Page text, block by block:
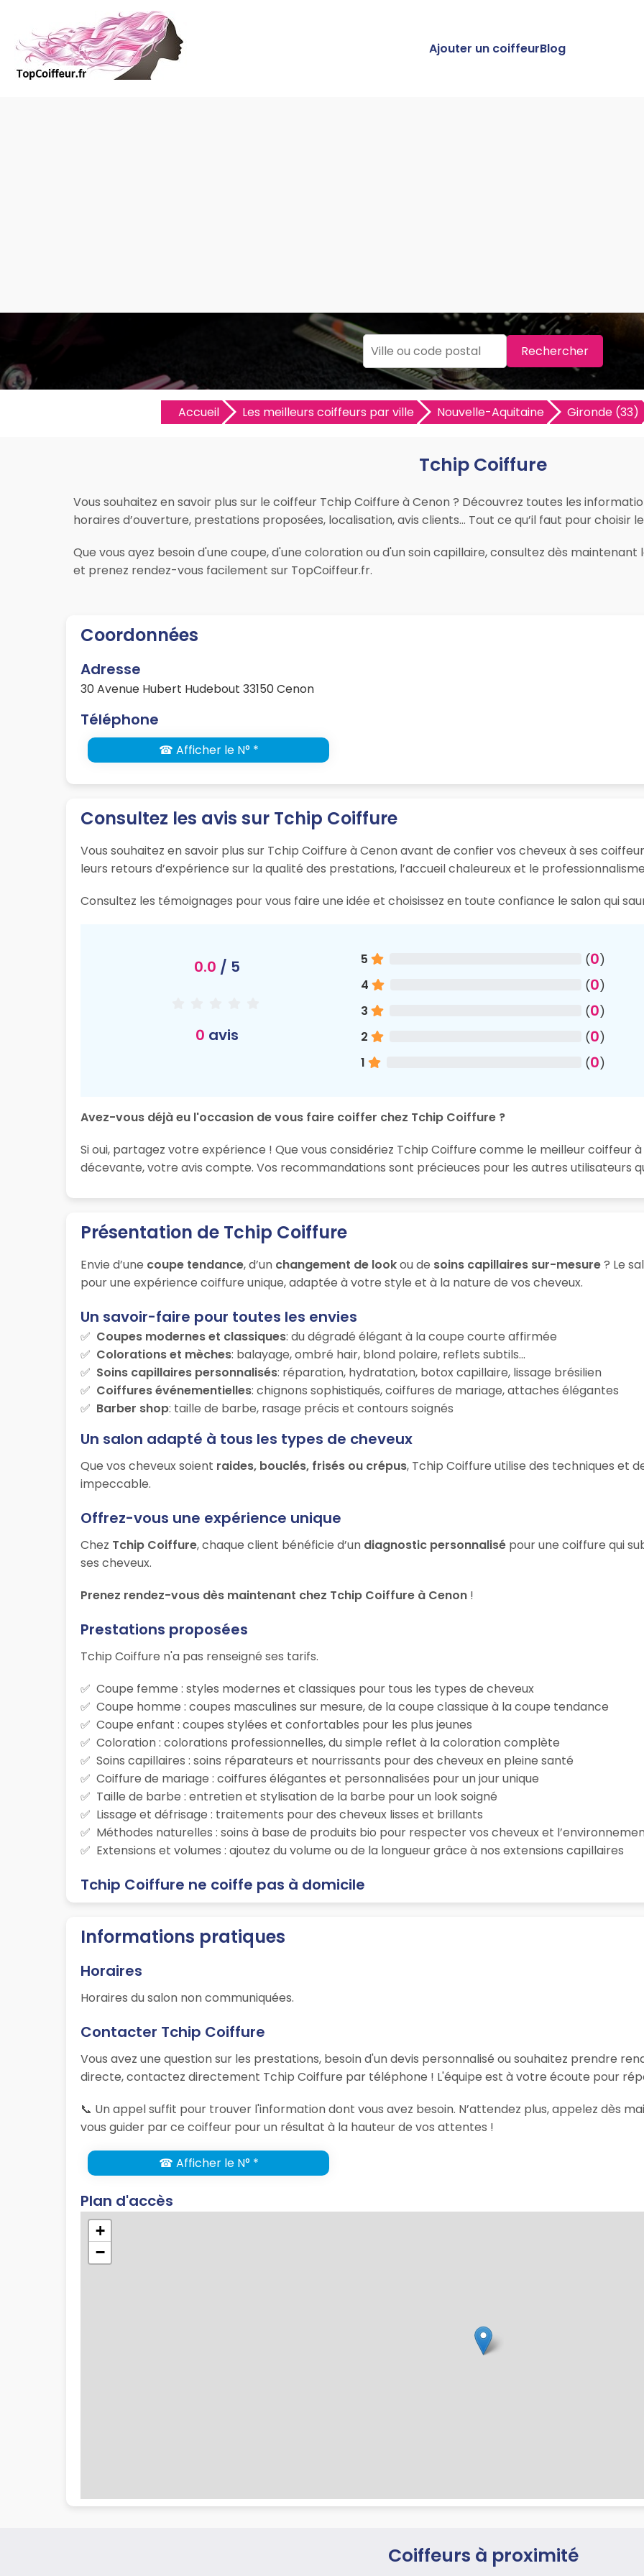
Ajouter un coiffeurBlog
Rechercher
Accueil Les meilleurs coiffeurs par ville Nouvelle-Aquitaine Gironde (33)
Tchip Coiffure
Vous souhaitez en savoir plus sur le coiffeur Tchip Coiffure à Cenon ? Découvrez toutes les
horaires d’ouverture, prestations proposées, localisation, avis clients… Tout ce qu’il faut pour choisir
Que vous ayez besoin d'une coupe, d'une coloration ou d'un soin capillaire, consultez dès
et prenez rendez-vous facilement sur TopCoiffeur.fr.
Coordonnées
Adresse
30 Avenue Hubert Hudebout 33150 Cenon
Téléphone
☎ Afficher le N° *
Consultez les avis sur Tchip Coiffure
Vous souhaitez en savoir plus sur Tchip Coiffure à Cenon avant de confier vos cheveux à ses
leurs retours d’expérience sur la qualité des prestations, l’accueil chaleureux et le
Consultez les témoignages pour vous faire une idée et choisissez en toute confiance le salon qui
0.0 / 5
0 avis
5 (0)
4
(0)
3
(0)
2
(0)
1
(0)
Avez-vous déjà eu l'occasion de vous faire coiffer chez Tchip Coiffure ?
Si oui, partagez votre expérience ! Que vous considériez Tchip Coiffure comme le meilleur coiffeur
décevante, votre avis compte. Vos recommandations sont précieuces pour les autres utilisateurs
Présentation de Tchip Coiffure
Envie d’une coupe tendance, d’un changement de lookou de soins capillaires sur-mesure? Le
pour une expérience coiffure unique, adaptée à votre style et à la nature de vos cheveux.
Un savoir-faire pour toutes les envies
Coupes modernes et classiques: du dégradé élégant à la coupe courte affirmée
Colorations et mèches: balayage, ombré hair, blond polaire, reflets subtils…
Soins capillaires personnalisés: réparation, hydratation, botox capillaire, lissage brésilien
Coiffures événementielles: chignons sophistiqués, coiffures de mariage, attaches élégantes
Barber shop: taille de barbe, rasage précis et contours soignés
Un salon adapté à tous les types de cheveux
Que vos cheveux soient raides, bouclés, frisés ou crépus, Tchip Coiffure utilise des techniques et
impeccable.
Offrez-vous une expérience unique
Chez Tchip Coiffure, chaque client bénéficie d’un diagnostic personnalisé pour une coiffure qui
ses cheveux.
Prenez rendez-vous dès maintenant chez Tchip Coiffure à Cenon !
Prestations proposées
Tchip Coiffure n'a pas renseigné ses tarifs.
Coupe femme : styles modernes et classiques pour tous les types de cheveux
Coupe homme : coupes masculines sur mesure, de la coupe classique à la coupe tendance
Coupe enfant : coupes stylées et confortables pour les plus jeunes
Coloration : colorations professionnelles, du simple reflet à la coloration complète
Soins capillaires : soins réparateurs et nourrissants pour des cheveux en pleine santé
Coiffure de mariage : coiffures élégantes et personnalisées pour un jour unique
Taille de barbe : entretien et stylisation de la barbe pour un look soigné
Lissage et défrisage : traitements pour des cheveux lisses et brillants
Méthodes naturelles : soins à base de produits bio pour respecter vos cheveux et
Extensions et volumes : ajoutez du volume ou de la longueur grâce à nos extensions capillaires
Tchip Coiffure ne coiffe pas à domicile
Informations pratiques
Horaires
Horaires du salon non communiquées.
Contacter Tchip Coiffure
Vous avez une question sur les prestations, besoin d'un devis personnalisé ou souhaitez prendre
directe, contactez directement Tchip Coiffure par téléphone ! L'équipe est à votre écoute pour
📞 Un appel suffit pour trouver l'information dont vous avez besoin. N’attendez plus, appelez dès
vous guider par ce coiffeur pour un résultat à la hauteur de vos attentes !
☎ Afficher le N° *
Plan d'accès
+
−
Coiffeurs à proximité